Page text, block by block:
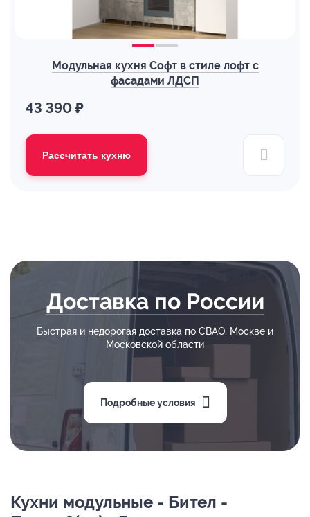
Модульная кухня Софт в стиле лофт с
фасадами ЛДСП
43 390 ₽
Рассчитать кухню
Доставка по России
Быстрая и недорогая доставка по СВАО, Москве и
Московской области
Подробные условия
Кухни модульные - Бител -